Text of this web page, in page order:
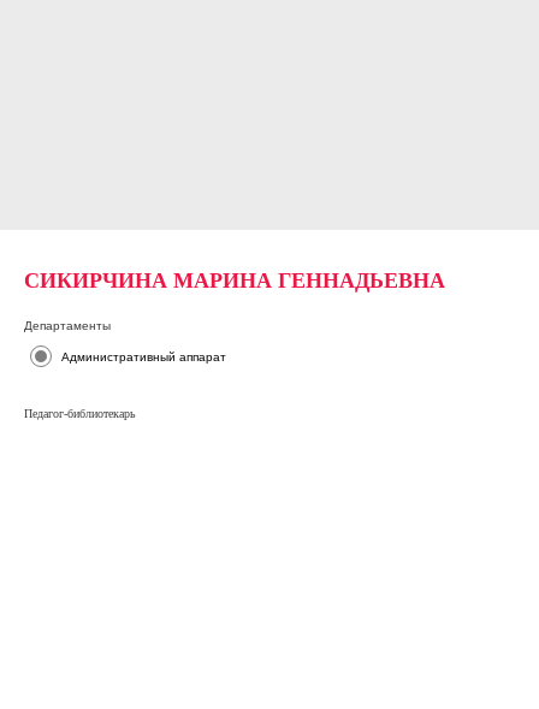
СИКИРЧИНА МАРИНА ГЕННАДЬЕВНА
Департаменты
Административный аппарат
Педагог-библиотекарь